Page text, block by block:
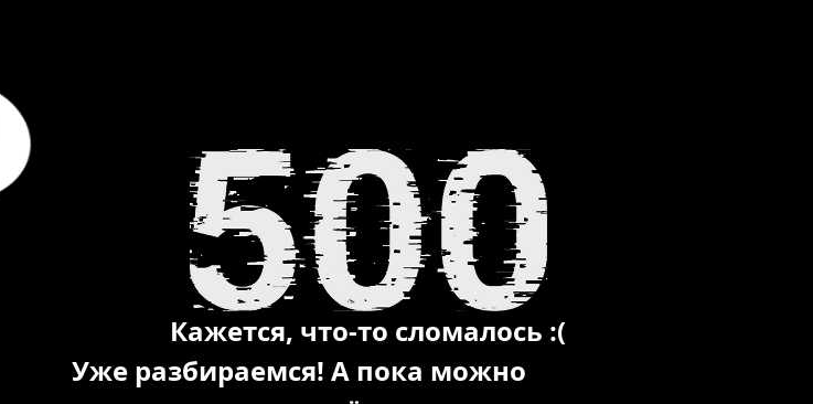
Кажется, что-то сломалось :(
Уже разбираемся! А пока можно